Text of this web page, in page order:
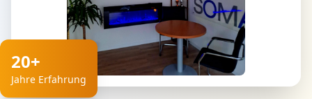
20+
Jahre Erfahrung